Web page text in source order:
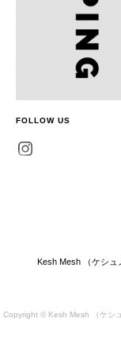
FOLLOW US
Kesh Mesh （ケシュ
Copyright © Kesh Mesh （ケシ